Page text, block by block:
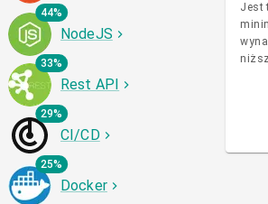
44%
NodeJS
33%
Rest API
29%
CI/CD
25%
Docker
Jest